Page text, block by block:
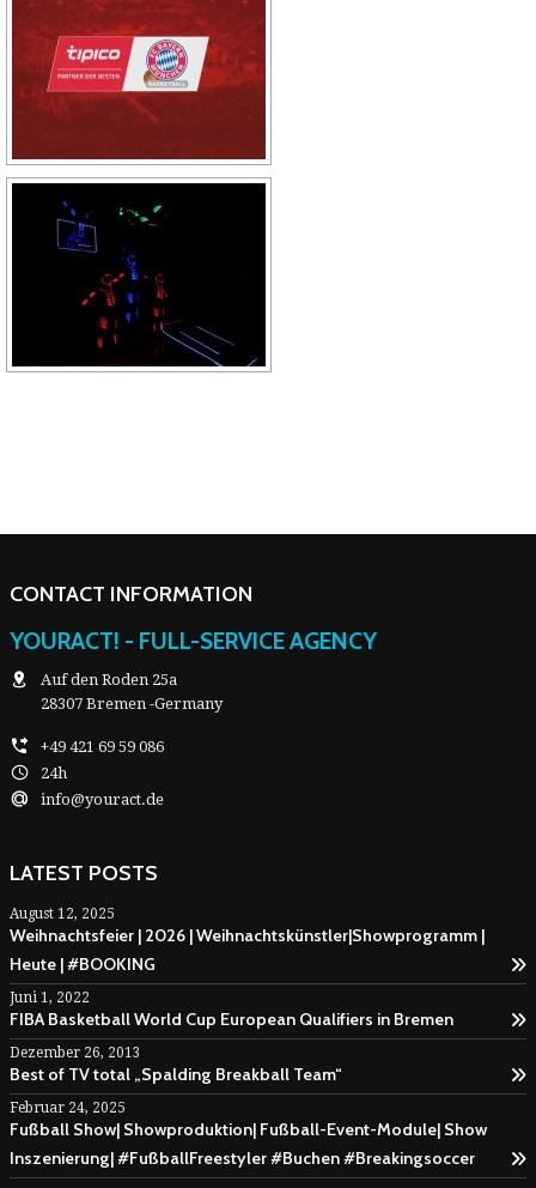
CONTACT INFORMATION
YOURACT! - FULL-SERVICE AGENCY
Auf den Roden 25a
28307 Bremen -Germany
+49 421 69 59 086
24h
info@youract.de
LATEST POSTS
August 12, 2025
Weihnachtsfeier | 2026 | Weihnachtskünstler|Showprogramm |
Heute | #BOOKING
Juni 1, 2022
FIBA Basketball World Cup European Qualifiers in Bremen
Dezember 26, 2013
Best of TV total „Spalding Breakball Team“
Februar 24, 2025
Fußball Show| Showproduktion| Fußball-Event-Module| Show
Inszenierung| #FußballFreestyler #Buchen #Breakingsoccer